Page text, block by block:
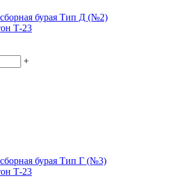
бурая Тип Д (№2)
Т-23
+
бурая Тип Г (№3)
Т-23